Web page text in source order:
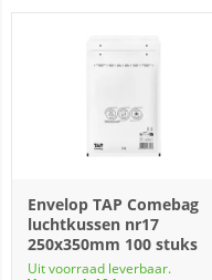
Envelop TAP Comebag
luchtkussen nr17
250x350mm 100 stuks
Uit voorraad leverbaar.